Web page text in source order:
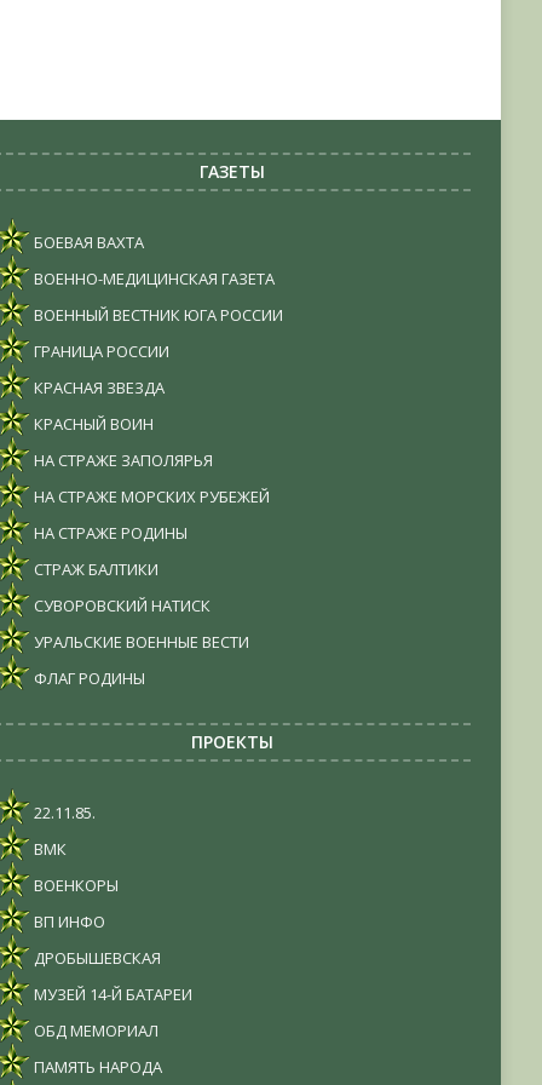
ГАЗЕТЫ
БОЕВАЯ ВАХТА
ВОЕННО-МЕДИЦИНСКАЯ ГАЗЕТА
ВОЕННЫЙ ВЕСТНИК ЮГА РОССИИ
ГРАНИЦА РОССИИ
КРАСНАЯ ЗВЕЗДА
КРАСНЫЙ ВОИН
НА СТРАЖЕ ЗАПОЛЯРЬЯ
НА СТРАЖЕ МОРСКИХ РУБЕЖЕЙ
НА СТРАЖЕ РОДИНЫ
СТРАЖ БАЛТИКИ
СУВОРОВСКИЙ НАТИСК
УРАЛЬСКИЕ ВОЕННЫЕ ВЕСТИ
ФЛАГ РОДИНЫ
ПРОЕКТЫ
22.11.85.
ВМК
ВОЕНКОРЫ
ВП ИНФО
ДРОБЫШЕВСКАЯ
МУЗЕЙ 14-Й БАТАРЕИ
ОБД МЕМОРИАЛ
ПАМЯТЬ НАРОДА